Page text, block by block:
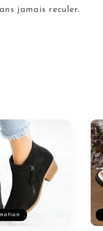
jamais reculer.